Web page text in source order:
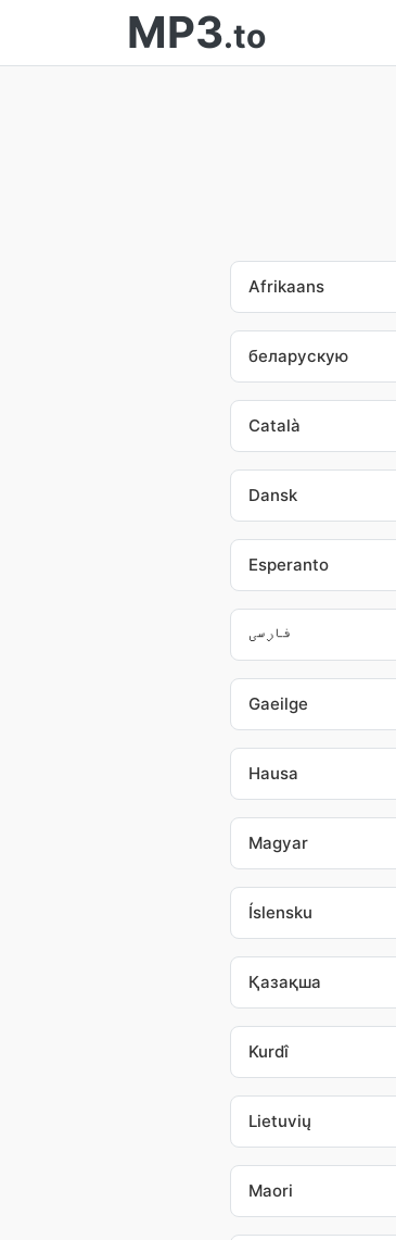
MP3.to
Afrikaans
беларускую
Català
Dansk
Esperanto
فارسی
Gaeilge
Hausa
Magyar
Íslensku
Қазақша
Kurdî
Lietuvių
Maori